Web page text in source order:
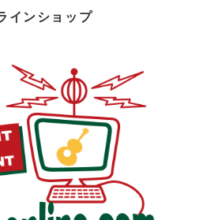
インショップ